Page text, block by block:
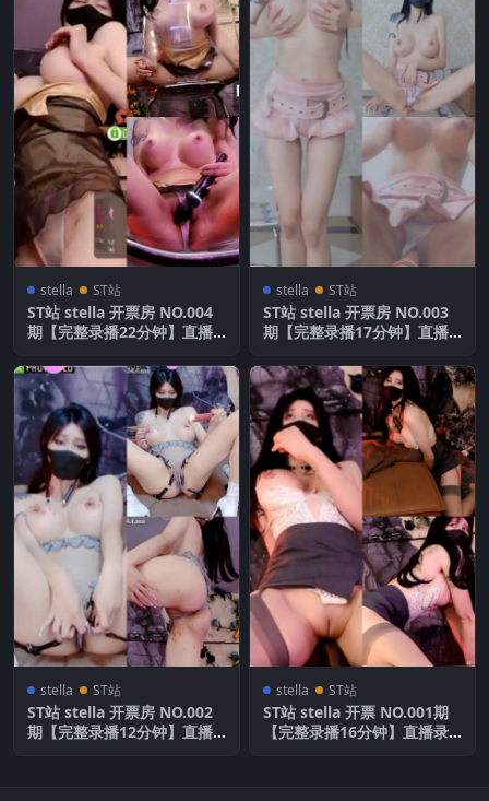
stella ST站
ST站 stella 开票房 NO.004
期【完整录播22分钟】直播
stella ST站
ST站 stella 开票房 NO.003
期【完整录播17分钟】直播
stella ST站
ST站 stella 开票房 NO.002
期【完整录播12分钟】直播
stella ST站
ST站 stella 开票 NO.001期
【完整录播16分钟】直播录